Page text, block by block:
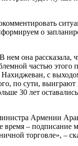
о
она рассказала,
частью этого
с
по сути, выиграют
30 лет
Армении
– подписание
торговле», –